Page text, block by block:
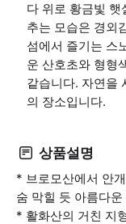
다 위로 황금빛 햇
추는 모습은 경외
섬에서 즐기는 스
운 산호초와 형형
같습니다. 자연을
의 장소입니다.
상품설명
* 브로모산에서 안
숨 막힐 듯 아름다
* 활화산의 거친 지